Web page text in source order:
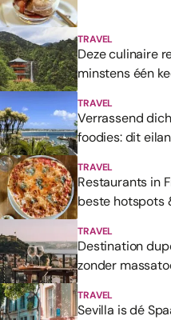
TRAVEL
Deze culinaire
minstens één
TRAVEL
Verrassend
foodies: dit
TRAVEL
Restaurants in
beste hotspots
TRAVEL
Destination
zonder
TRAVEL
Sevilla is dé